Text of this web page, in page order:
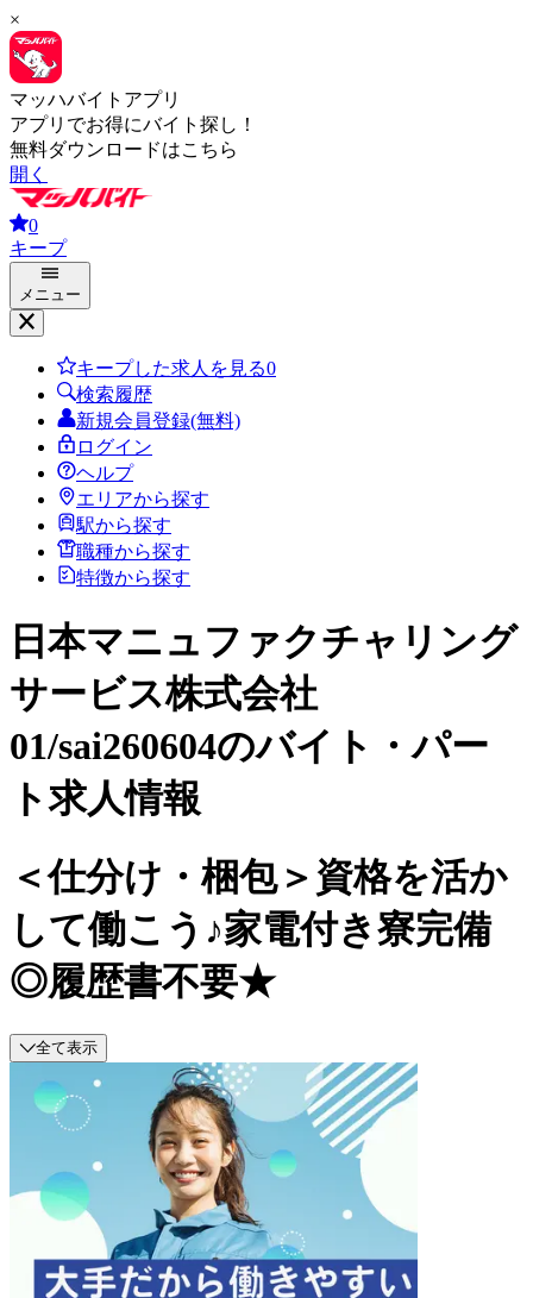
×
マッハバイトアプリ
アプリでお得にバイト探し！
無料ダウンロードはこちら
開く
0
キープ
メニュー
キープした求人を見る0
検索履歴
新規会員登録(無料)
ログイン
ヘルプ
エリアから探す
駅から探す
職種から探す
特徴から探す
日本マニュファクチャリング
サービス株式会社
01/sai260604のバイト・パー
ト求人情報
＜仕分け・梱包＞資格を活か
して働こう♪家電付き寮完備
◎履歴書不要★
全て表示